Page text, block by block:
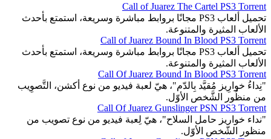
Call of Juarez The Cartel PS3 Torrent
تحميل ألعاب PS3 مجانًا بروابط مباشرة وسريعة، استمتع بأحدث
الألعاب المثيرة والمتنوعة.
Call of Juarez Bound In Blood PS3 Torrent
تحميل ألعاب PS3 مجانًا بروابط مباشرة وسريعة، استمتع بأحدث
الألعاب المثيرة والمتنوعة.
Call Of Juarez Bound In Blood PS3 Torrent
"نِداءُ خوارِيز مُقيَّد بِالدّم"، هيّ لعبة فيديو من نوع أكشن، التَّصوِيب
من منظُور الشَّخص الأوّل.
Call Of Juarez Gunslinger PSN PS3 Torrent
"نداء خواريز حامل السلاح"، هيّ لِعبة فيديو من نوع تصويب من
منظور الشّخص الأوّل.